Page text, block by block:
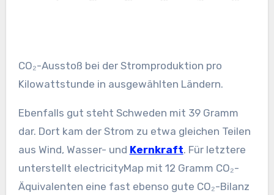
CO₂-Ausstoß bei der Stromproduktion pro
Kilowattstunde in ausgewählten Ländern.
Ebenfalls gut steht Schweden mit 39 Gramm
dar. Dort kam der Strom zu etwa gleichen Teilen
aus Wind, Wasser- und Kernkraft. Für letztere
unterstellt electricityMap mit 12 Gramm CO₂-
Äquivalenten eine fast ebenso gute CO₂-Bilanz